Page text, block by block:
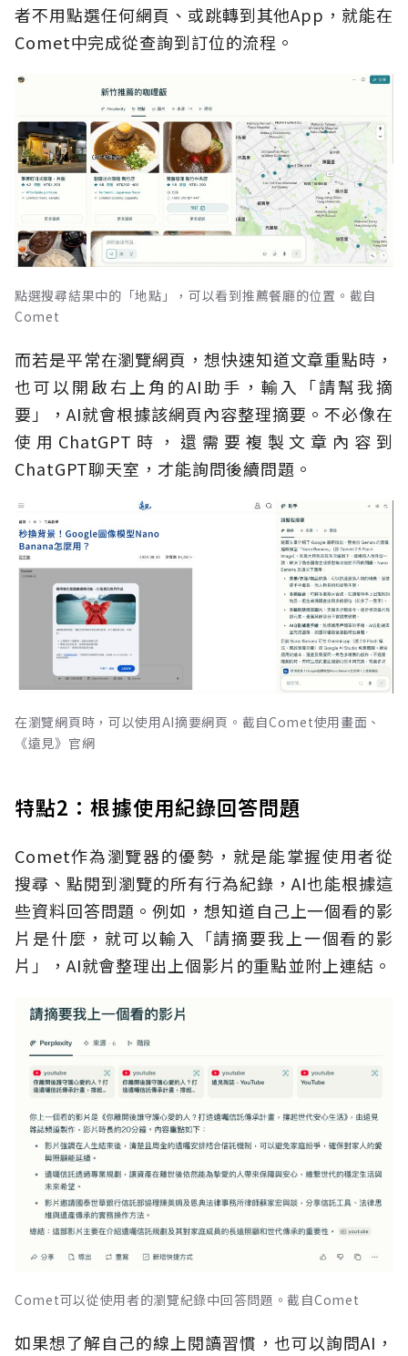
者不用點選任何網頁、或跳轉到其他App，就能在
Comet中完成從查詢到訂位的流程。
點選搜尋結果中的「地點」，可以看到推薦餐廳的位置。截自
Comet
而若是平常在瀏覽網頁，想快速知道文章重點時，
也可以開啟右上角的AI助手，輸入「請幫我摘
要」，AI就會根據該網頁內容整理摘要。不必像在
使用ChatGPT時，還需要複製文章內容到
ChatGPT聊天室，才能詢問後續問題。
在瀏覽網頁時，可以使用AI摘要網頁。截自Comet使用畫面、
《遠見》官網
特點2：根據使用紀錄回答問題
Comet作為瀏覽器的優勢，就是能掌握使用者從
搜尋、點閱到瀏覽的所有行為紀錄，AI也能根據這
些資料回答問題。例如，想知道自己上一個看的影
片是什麼，就可以輸入「請摘要我上一個看的影
片」，AI就會整理出上個影片的重點並附上連結。
Comet可以從使用者的瀏覽紀錄中回答問題。截自Comet
如果想了解自己的線上閱讀習慣，也可以詢問AI，